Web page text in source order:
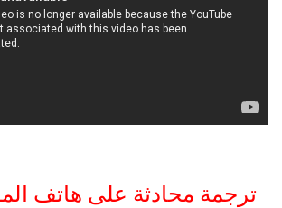
ترجمة محادثة على هاتف